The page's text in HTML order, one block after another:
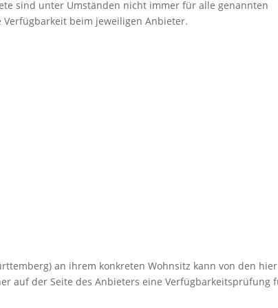
sind unter Umständen nicht immer für alle genannten
beim jeweiligen Anbieter.
an ihrem konkreten Wohnsitz kann von den hier
auf der Seite des Anbieters eine Verfügbarkeitsprüfung